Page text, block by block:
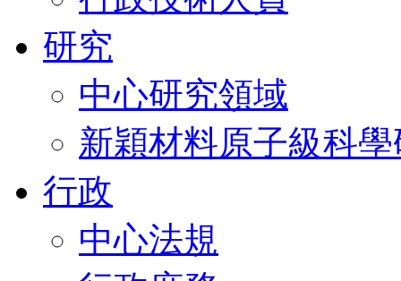
研究
中心研究領域
新穎材料原子級科
行政
中心法規